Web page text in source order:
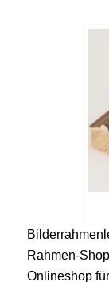
Rahmen-
Onlineshop